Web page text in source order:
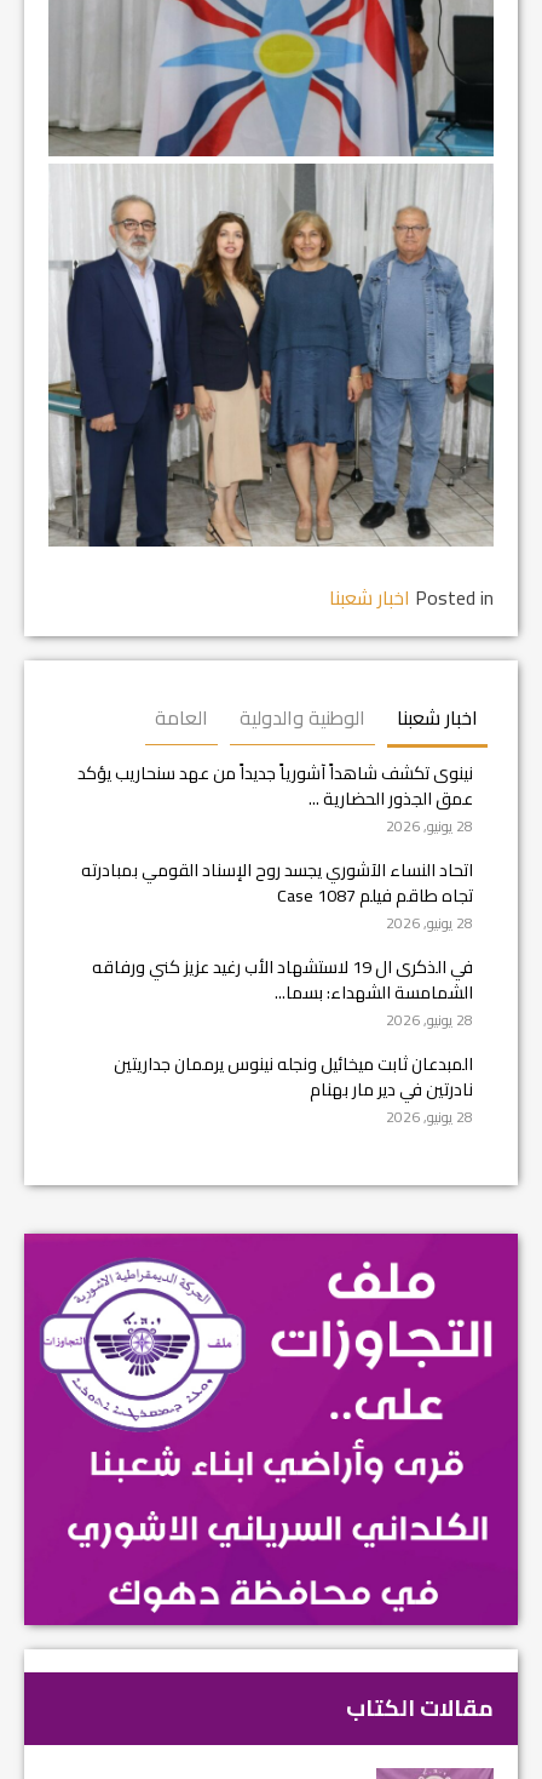
Posted in اخبار شعبنا
اخبار شعبنا الوطنية والدولية العامة
نينوى تكشف شاهداً آشورياً جديداً من عهد سنحاريب يؤكد
عمق الجذور الحضارية ...
28 يونيو, 2026
اتحاد النساء الآشوري يجسد روح الإسناد القومي بمبادرته
تجاه طاقم فيلم Case 1087
28 يونيو, 2026
في الذكرى ال 19 لاستشهاد الأب رغيد عزيز كني ورفاقه
الشمامسة الشهداء: بسما...
28 يونيو, 2026
المبدعان ثابت ميخائيل ونجله نينوس يرممان جداريتين
نادرتين في دير مار بهنام
28 يونيو, 2026
مقالات الكتاب